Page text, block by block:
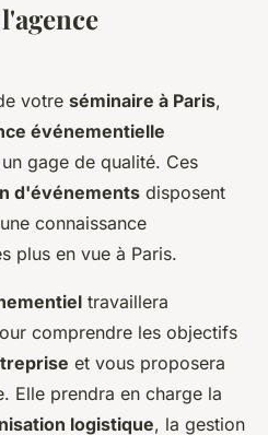
votre séminaire à Paris,
événementielle
gage de qualité. Ces
d'événements disposent
connaissance
plus en vue à Paris.
travaillera
comprendre les objectifs
et vous proposera
Elle prendra en charge la
logistique, la gestion